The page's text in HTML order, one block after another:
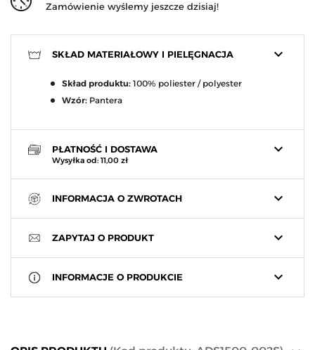
Zamówienie wyślemy jeszcze dzisiaj!
keyboard_arrow_down
SKŁAD MATERIAŁOWY I PIELĘGNACJA
Skład produktu: 100% poliester / polyester
Wzór: Pantera
keyboard_arrow_down
PŁATNOŚĆ I DOSTAWA
Wysyłka od: 11,00 zł
keyboard_arrow_down
INFORMACJA O ZWROTACH
keyboard_arrow_down
ZAPYTAJ O PRODUKT
keyboard_arrow_down
INFORMACJE O PRODUKCIE